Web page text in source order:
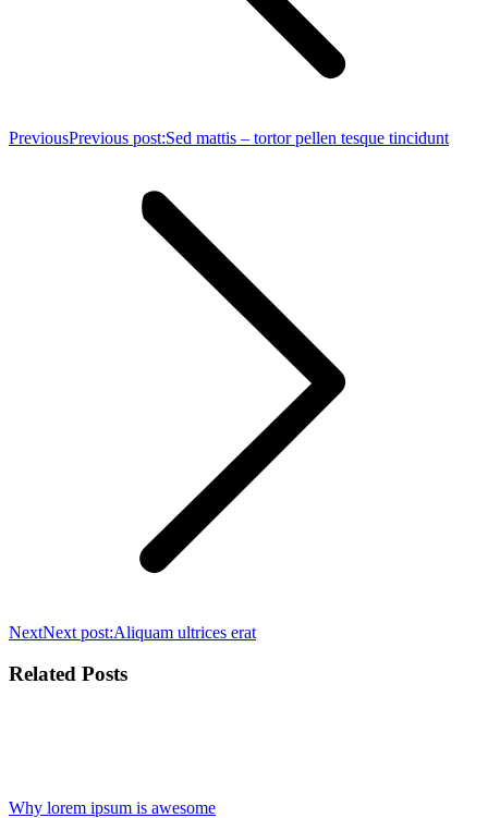
PreviousPrevious post:Sed mattis – tortor pellen tesque tincidunt
NextNext post:Aliquam ultrices erat
Related Posts
Why lorem ipsum is awesome